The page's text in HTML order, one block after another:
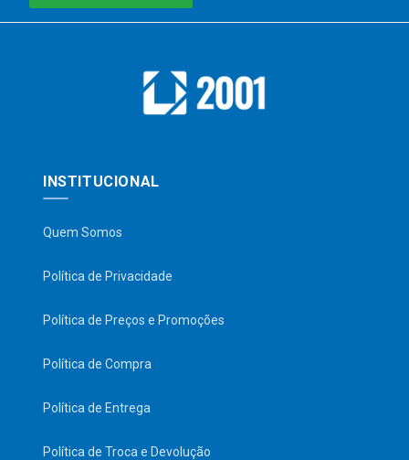
INSTITUCIONAL
Quem Somos
Política de Privacidade
Política de Preços e Promoções
Política de Compra
Política de Entrega
Política de Troca e Devolução